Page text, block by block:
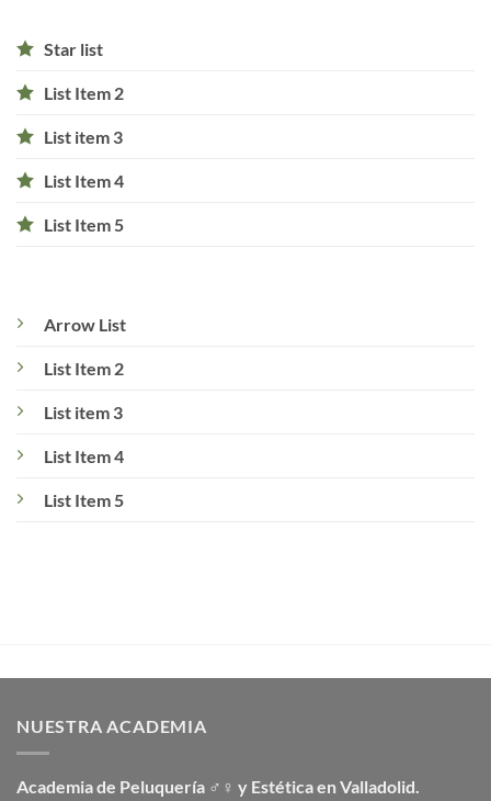
Star list
List Item 2
List item 3
List Item 4
List Item 5
Arrow List
List Item 2
List item 3
List Item 4
List Item 5
NUESTRA ACADEMIA
Academia de Peluquería ♂♀ y Estética en Valladolid.